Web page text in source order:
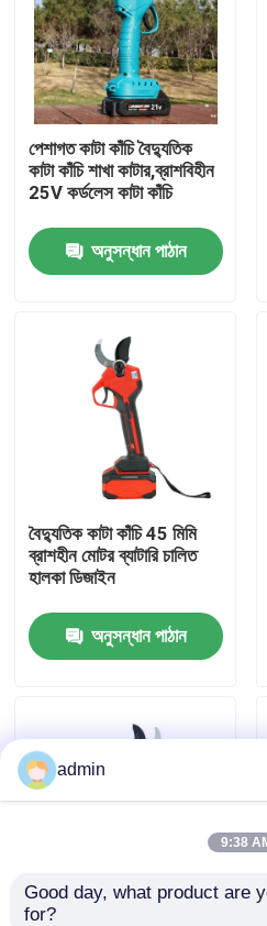
আমাদের সম্বন্ধে
কারখানার প্রদর্শন
আমাদের সাথে যোগাযোগ
পেট্রল চেইনসো
বৈদ্যুতিক চেইনসো
পেশাগত কাটা কাঁচি বৈদ্যুতিক
কাটা কাঁচি শাখা কাটার,ব্রাশবিহীন
25V কর্ডলেস কাটা কাঁচি
অনুসন্ধান পাঠান
বৈদ্যুতিক কাটা কাঁচি 45 মিমি
ব্রাশহীন মোটর ব্যাটারি চালিত
হালকা ডিজাইন
অনুসন্ধান পাঠান
45 মিমি কর্ডলেস ইলেকট্রিক
admin
9:38
Good day, what product are
for?